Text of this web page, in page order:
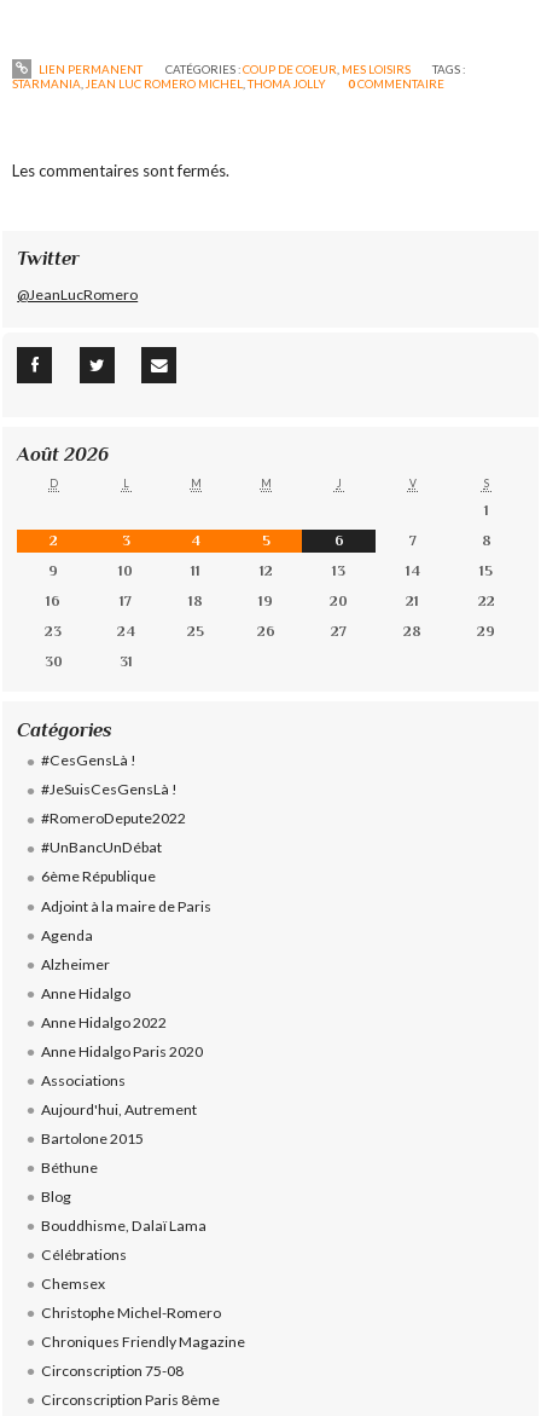
LIEN PERMANENT CATÉGORIES :COUP DE COEUR MES LOISIRS
TAGS :
STARMANIA JEAN LUC ROMERO MICHEL ,THOMA JOLLY 0COMMENTAIRE
Les commentaires sont fermés.
Twitter
@JeanLucRomero
Août 2026
D L M M J V S
1
2
3 4 5 6 7
8
9
10 11 12 13 14
15
16
17 18 19 20 21
22
23
24 25 26 27 28
29
30
31
Catégories
#CesGensLà !
#JeSuisCesGensLà !
#RomeroDepute2022
#UnBancUnDébat
6ème République
Adjoint à la maire de Paris
Agenda
Alzheimer
Anne Hidalgo
Anne Hidalgo 2022
Anne Hidalgo Paris 2020
Associations
Aujourd'hui, Autrement
Bartolone 2015
Béthune
Blog
Bouddhisme, Dalaï Lama
Célébrations
Chemsex
Christophe Michel-Romero
Chroniques Friendly Magazine
Circonscription 75-08
Circonscription Paris 8ème